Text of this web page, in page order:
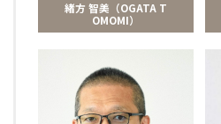
緒方 智美（OGATA T
OMOMI）